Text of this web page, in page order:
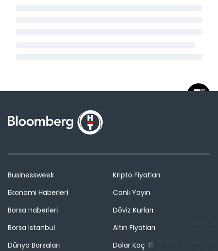
Businessweek
Ekonomi Haberleri
Borsa Haberleri
Borsa İstanbul
Dünya Borsaları
Kripto Fiyatları
Canlı Yayın
Döviz Kurları
Altın Fiyatları
Dolar Kaç Tl